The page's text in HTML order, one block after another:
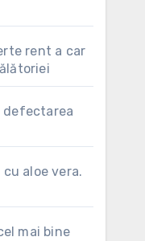
rent a car
defectarea
aloe vera.
mai bine